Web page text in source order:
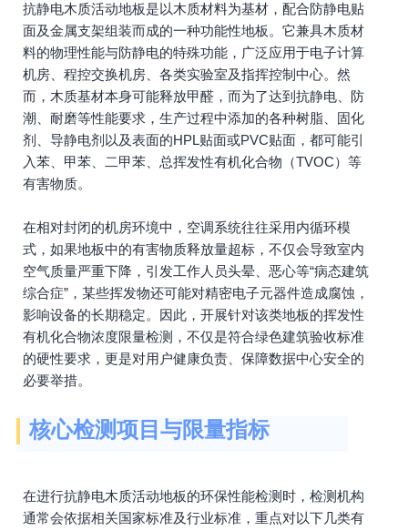
抗静电木质活动地板是以木质材料为基材，配合防静电贴
面及金属支架组装而成的一种功能性地板。它兼具木质材
料的物理性能与防静电的特殊功能，广泛应用于电子计算
机房、程控交换机房、各类实验室及指挥控制中心。然
而，木质基材本身可能释放甲醛，而为了达到抗静电、防
潮、耐磨等性能要求，生产过程中添加的各种树脂、固化
剂、导静电剂以及表面的HPL贴面或PVC贴面，都可能引
入苯、甲苯、二甲苯、总挥发性有机化合物（TVOC）等
有害物质。
在相对封闭的机房环境中，空调系统往往采用内循环模
式，如果地板中的有害物质释放量超标，不仅会导致室内
空气质量严重下降，引发工作人员头晕、恶心等“病态建筑
综合症”，某些挥发物还可能对精密电子元器件造成腐蚀，
影响设备的长期稳定。因此，开展针对该类地板的挥发性
有机化合物浓度限量检测，不仅是符合绿色建筑验收标准
的硬性要求，更是对用户健康负责、保障数据中心安全的
必要举措。
核心检测项目与限量指标
在进行抗静电木质活动地板的环保性能检测时，检测机构
通常会依据相关国家标准及行业标准，重点对以下几类有